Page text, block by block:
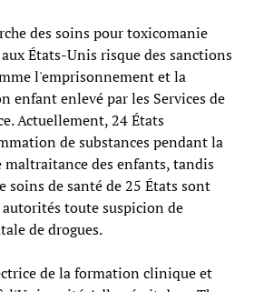
des soins pour toxicomanie
États-Unis risque des sanctions
l'emprisonnement et la
enfant enlevé par les Services de
Actuellement, 24 États
de substances pendant la
maltraitance des enfants, tandis
soins de santé de 25 États sont
toute suspicion de
de drogues.
de la formation clinique et